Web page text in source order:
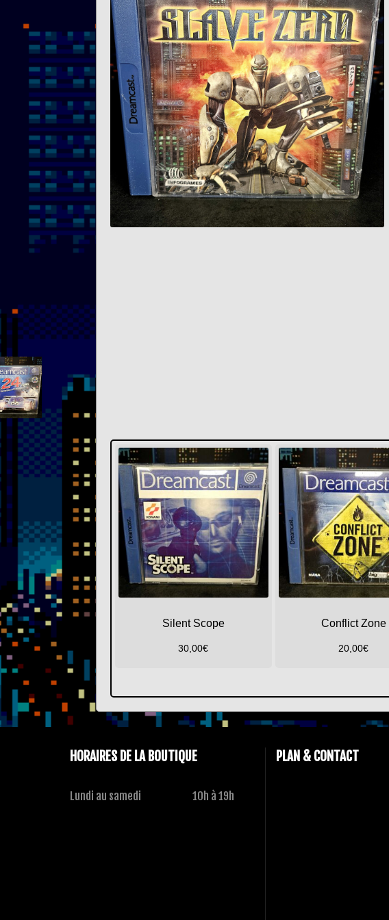
Silent Scope
30,00€
Conflict Zone
20,00€
HORAIRES DE LA BOUTIQUE
Lundi au samedi 10h à 19h
PLAN & CONTACT